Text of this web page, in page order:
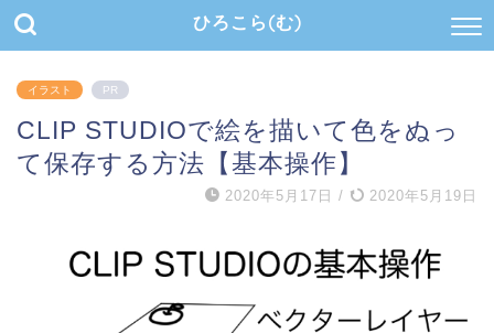
ひろこら(む)
イラスト PR
CLIP STUDIOで絵を描いて色をぬっ
て保存する方法【基本操作】
2020年5月17日 / 2020年5月19日